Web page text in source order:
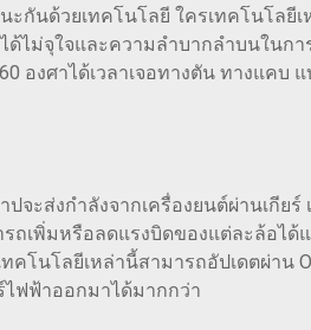
นด้วยเทคโนโลยี ใครเทคโนโลยีเ
ได้ไม่จุใจและความลำบากลำบนใน
องศาได้เวลาเจอทางตัน ทางแคบ
ะส่งกำลังจากเครื่องยนต์ผ่านเกีย
ถเพิ่มหรือลดแรงบิดของแต่ละล้อไ
คโนโลยีเหล่านี้สามารถอัปเดตผ่าน
ฟฟ้าออกมาได้มากกว่า